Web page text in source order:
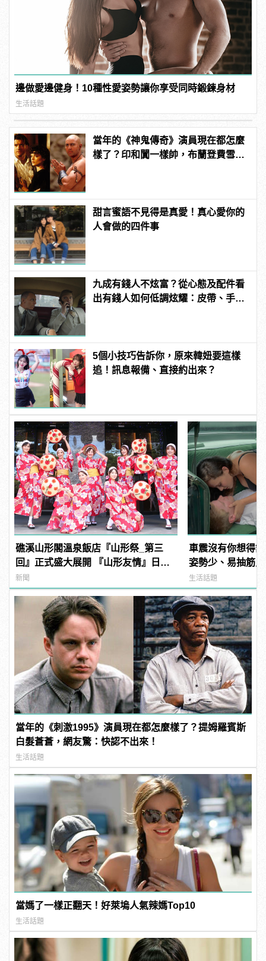
邊做愛邊健身！10種性愛姿勢讓你享受同時鍛鍊身材
生活話題
當年的《神鬼傳奇》演員現在都怎麼
樣了？印和闐一樣帥，布蘭登費雪大
甜言蜜語不見得是真愛！真心愛你的
人會做的四件事
九成有錢人不炫富？從心態及配件看
出有錢人如何低調炫耀：皮帶、手錶
5個小技巧告訴你，原來韓妞要這樣
追！訊息報備、直接約出來？
礁溪山形閣溫泉飯店『山形祭_第三
回』正式盛大展開 『山形友情』日本
氛圍感爆表！
新聞
車震沒有你想得
姿勢少、易抽筋
生活話題
當年的《刺激1995》演員現在都怎麼樣了？提姆羅賓斯
白髮蒼蒼，網友驚：快認不出來！
生活話題
當媽了一樣正翻天！好萊塢人氣辣媽Top10
生活話題